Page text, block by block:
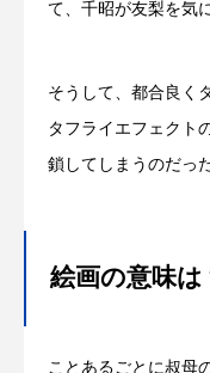
て、千昭が友梨を気
そうして、都合良く
タフライエフェクト
鎖してしまうのだった
絵画の意味は
ことあるごとに叔母